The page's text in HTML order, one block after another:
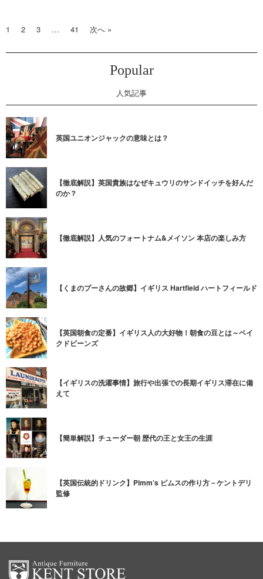
1 2 3 … 41 次へ »
Popular
人気記事
英国ユニオンジャックの意味とは？
【徹底解説】英国貴族はなぜキュウリのサンドイッチを好んだ
のか？
【徹底解説】人気のフォートナム&メイソン 本店の楽しみ方
【くまのプーさんの故郷】イギリス Hartfield ハートフィールド
【英国朝食の定番】イギリス人の大好物！朝食の豆とは～ベイ
クドビーンズ
【イギリスの洗濯事情】旅行や出張での長期イギリス滞在に備
えて
【簡単解説】チューダー朝 歴代の王と女王の生涯
【英国伝統的ドリンク】Pimm’s ピムスの作り方－ケントデリ
監修